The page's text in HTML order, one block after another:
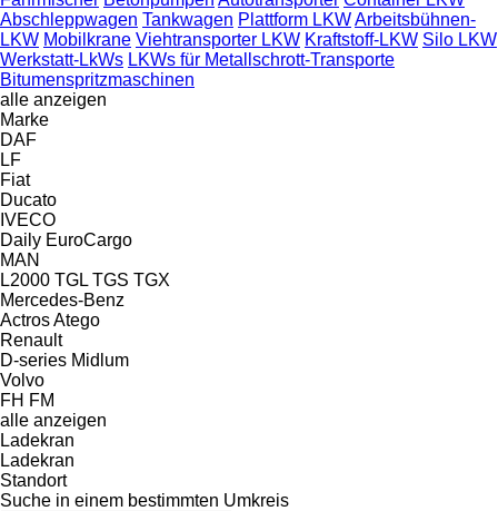
Abschleppwagen Tankwagen Plattform LKWArbeitsbühnen-
LKW Mobilkrane Viehtransporter LKW Kraftstoff-LKW Silo LKW
Werkstatt-LkWs LKWs für Metallschrott-Transporte
Bitumenspritzmaschinen
alle anzeigen
Marke
DAF
LF
Fiat
Ducato
IVECO
Daily EuroCargo
MAN
L2000 TGL TGS TGX
Mercedes-Benz
ActrosAtego
Renault
D-series Midlum
Volvo
FH FM
alle anzeigen
Ladekran
Ladekran
Standort
Suche in einem bestimmten Umkreis